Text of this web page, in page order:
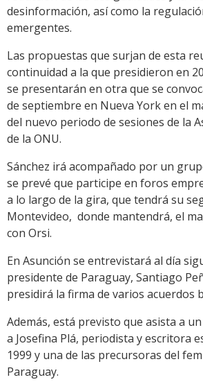
desinformación, así como la
emergentes.
Las propuestas que surjan de esta
continuidad a la que presidieron en
se presentarán en otra que se
de septiembre en Nueva York en el
del nuevo periodo de sesiones de la
de la ONU.
Sánchez irá acompañado por un
se prevé que participe en foros
a lo largo de la gira, que tendrá su
Montevideo, donde mantendrá, el
con Orsi.
En Asunción se entrevistará al día
presidente de Paraguay, Santiago
presidirá la firma de varios acuerdos
Además, está previsto que asista a
a Josefina Plá, periodista y escritora
1999 y una de las precursoras del
Paraguay.